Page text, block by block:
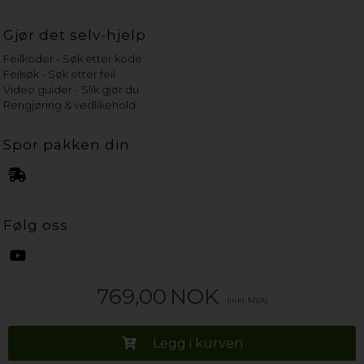
769,00 NOK (inkl. MVA)
Legg i kurven
Gjør det selv-hjelp
Feilkoder - Søk etter kode
Feilsøk - Søk etter feil
Video guider - Slik gjør du
Rengjøring & vedlikehold
Spor pakken din
Følg oss